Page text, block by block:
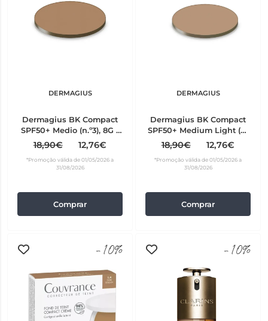
DERMAGIUS
Dermagius BK Compact
SPF50+ Medio (n.º3), 8G -
refill
18,90€ 12,76€
*Promoção válida de 01/05/2026 a
31/08/2026
Comprar
DERMAGIUS
Dermagius BK Compact
SPF50+ Medium Light (nº
2), 8G - refill
18,90€ 12,76€
*Promoção válida de 01/05/2026 a
31/08/2026
Comprar
-10% -10%